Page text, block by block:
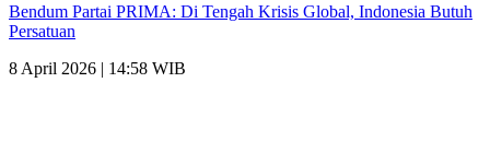
Bendum Partai PRIMA: Di Tengah Krisis Global, Indonesia Butuh
Persatuan
8 April 2026 | 14:58 WIB